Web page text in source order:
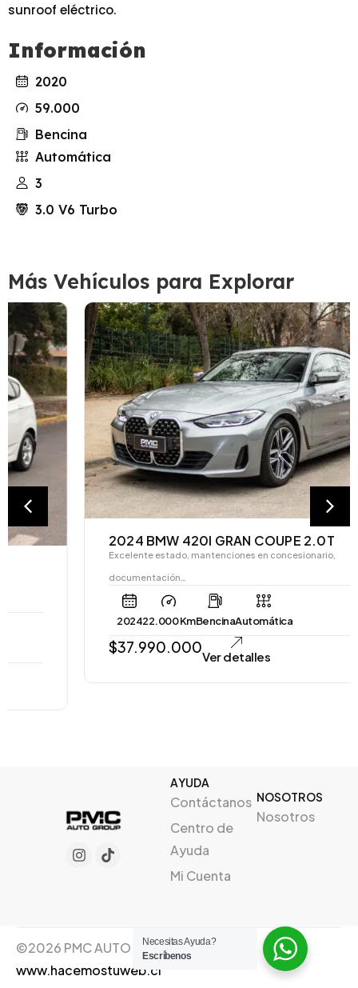
sunroof eléctrico.
Información
2020
59.000
Bencina
Automática
3
3.0 V6 Turbo
Más Vehículos para Explorar
2024 BMW 420I GRAN COUPE 2.0T
Excelente estado, mantenciones en concesionario,
documentación…
22.000 KmBencinaAutomática
37.990.000
Ver detalles
AYUDA
Contáctanos
Centro de
Ayuda
Mi Cuenta
NOSOTROS
Nosotros
©2026 PMC AUTO GROUP, Creado por
www.hacemostuweb.cl
Necesitas Ayuda?
Escríbenos